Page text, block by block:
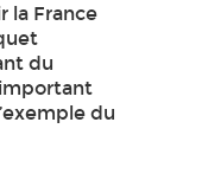
la France
du
important
du